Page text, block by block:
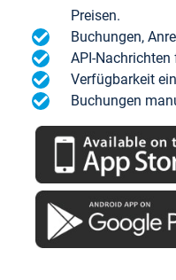
Preisen.
Buchungen,
API-
Verfügbarkeit
Buchungen